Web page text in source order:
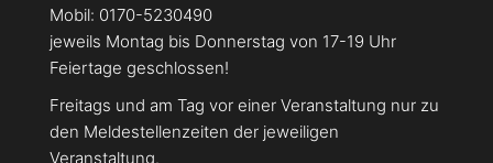
Mobil: 0170-5230490
jeweils Montag bis Donnerstag von 17-19 Uhr
Feiertage geschlossen!
Freitags und am Tag vor einer Veranstaltung nur zu
den Meldestellenzeiten der jeweiligen
Veranstaltung.